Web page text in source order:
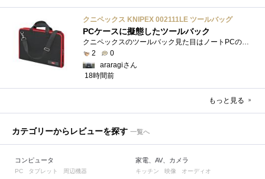
クニペックス KNIPEX 002111LE ツールバッグ
PCケースに擬態したツールバック
2
0
araragiさん
18時間前
もっと見る
カテゴリーからレビューを探す 一覧へ
コンピュータ
PC タブレット 周辺機器
家電、AV、カメラ
キッチン 映像 オーディオ